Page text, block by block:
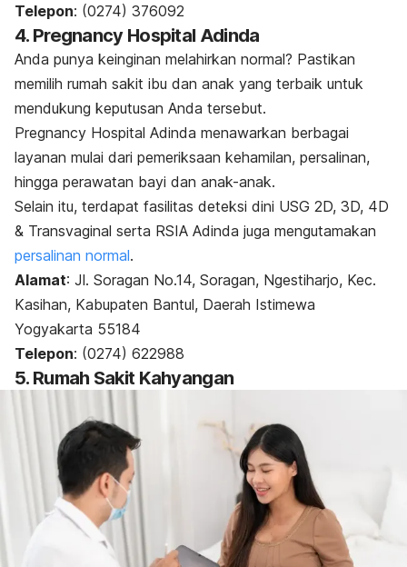
Telepon: (0274) 376092
4. Pregnancy Hospital Adinda
Anda punya keinginan melahirkan normal? Pastikan
memilih rumah sakit ibu dan anak yang terbaik untuk
mendukung keputusan Anda tersebut.
Pregnancy Hospital Adinda menawarkan berbagai
layanan mulai dari pemeriksaan kehamilan, persalinan,
hingga perawatan bayi dan anak-anak.
Selain itu, terdapat fasilitas deteksi dini USG 2D, 3D, 4D
& Transvaginal serta RSIA Adinda juga mengutamakan
persalinan normal.
Alamat: Jl. Soragan No.14, Soragan, Ngestiharjo, Kec.
Kasihan, Kabupaten Bantul, Daerah Istimewa
Yogyakarta 55184
Telepon: (0274) 622988
5. Rumah Sakit Kahyangan